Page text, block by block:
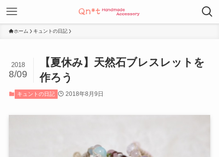
ホーム キュントの日記
【夏休み】天然石ブレスレットを
作ろう
2018
8/09
キュントの日記 2018年8月9日